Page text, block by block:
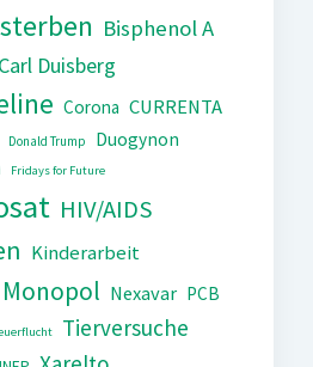
Bisphenol A
Carl Duisberg
Corona CURRENTA
Donald Trump
Duogynon
Fridays for Future
HIV/AIDS
Kinderarbeit
Monopol Nexavar PCB
Tierversuche